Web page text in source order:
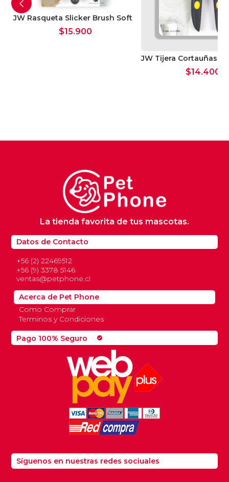
JW Rasqueta Slicker Brush Soft
$15.900
JW Tijera Cortauñas
$14.400
Pago 100% Seguro check_circle
Datos de Contacto
+56 (2) 22469512
+56 (9) 3378 5146
ventas@petphone.cl
La tienda favorita de tus mascotas.
Acerca de Pet Phone
Como Comprar
Terminos y Condiciones
Síguenos en nuestras redes sociuales